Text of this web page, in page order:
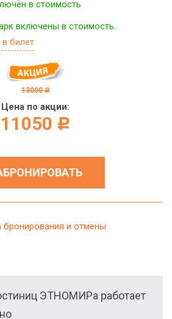
в стоимость
включены в стоимость.
билет
13000 c
Цена по акции:
11050 c
бронирования и отмены
ЭТНОМИРа работает